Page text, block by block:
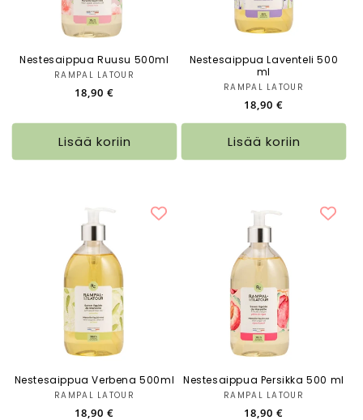
Nestesaippua Ruusu 500ml
Myyjä:
RAMPAL LATOUR
Normaalihinta
18,90 €
Lisää koriin
Nestesaippua Laventeli 500
ml
Myyjä:
RAMPAL LATOUR
Normaalihinta
18,90 €
Lisää koriin
Nestesaippua Verbena 500ml
Myyjä:
RAMPAL LATOUR
Normaalihinta
18,90 €
Nestesaippua Persikka 500 ml
Myyjä:
RAMPAL LATOUR
Normaalihinta
18,90 €